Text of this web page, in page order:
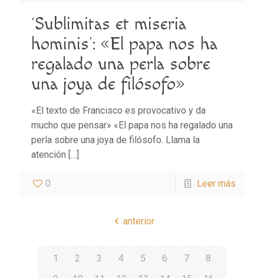
‘Sublimitas et miseria
hominis’: «El papa nos ha
regalado una perla sobre
una joya de filósofo»
«El texto de Francisco es provocativo y da
mucho que pensar» «El papa nos ha regalado una
perla sobre una joya de filósofo. Llama la
atención […]
0 Leer más
anterior
1 2 3 4 5 6 7
8